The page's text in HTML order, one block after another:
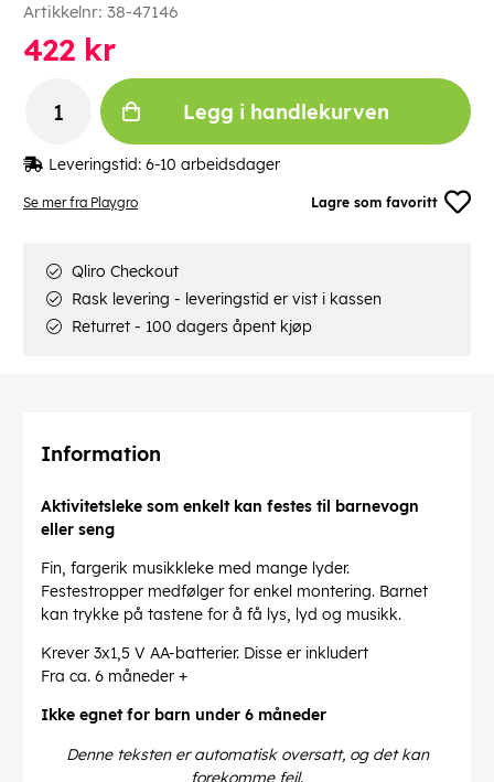
Se mer fra Playgro Lagre som favoritt
Artikkelnr: 38-47146
422 kr
Legg i handlekurven
Leveringstid: 6-10 arbeidsdager
Qliro Checkout
Rask levering - leveringstid er vist i kassen
Returret - 100 dagers åpent kjøp
Information
Aktivitetsleke som enkelt kan festes til barnevogn
eller seng
Fin, fargerik musikkleke med mange lyder.
Festestropper medfølger for enkel montering. Barnet
kan trykke på tastene for å få lys, lyd og musikk.
Krever 3x1,5 V AA-batterier. Disse er inkludert
Fra ca. 6 måneder +
Ikke egnet for barn under 6 måneder
Denne teksten er automatisk oversatt, og det kan
forekomme feil.